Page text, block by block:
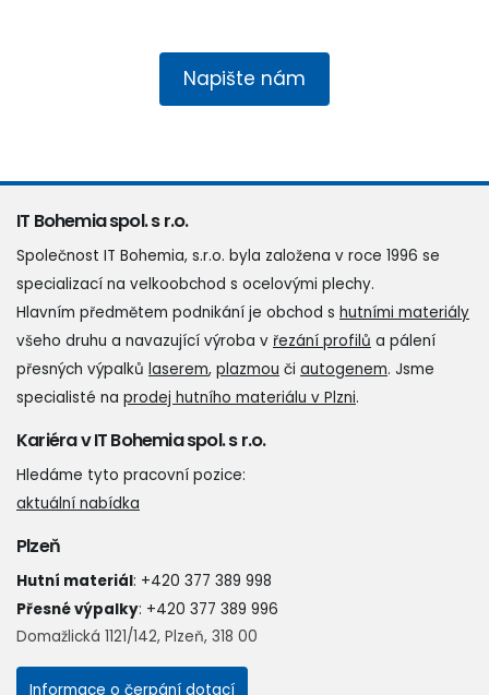
Napište nám
IT Bohemia spol. s r.o.
Společnost IT Bohemia, s.r.o. byla založena v roce 1996 se
specializací na velkoobchod s ocelovými plechy.
Hlavním předmětem podnikání je obchod s hutními materiály
všeho druhu a navazující výroba v řezání profilů a pálení
přesných výpalků laserem, plazmou či autogenem. Jsme
specialisté na prodej hutního materiálu v Plzni.
Kariéra v IT Bohemia spol. s r.o.
Hledáme tyto pracovní pozice:
aktuální nabídka
Plzeň
Hutní materiál: +420 377 389 998
Přesné výpalky: +420 377 389 996
Domažlická 1121/142, Plzeň, 318 00
Informace o čerpání dotací